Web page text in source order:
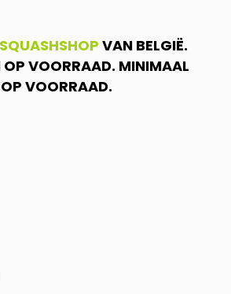
SQUASHSHOP VAN BELGIË.
OP VOORRAAD. MINIMAAL
VOORRAAD.